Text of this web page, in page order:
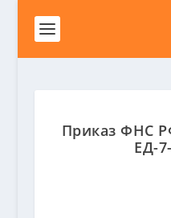
Приказ ФНС
ЕД-